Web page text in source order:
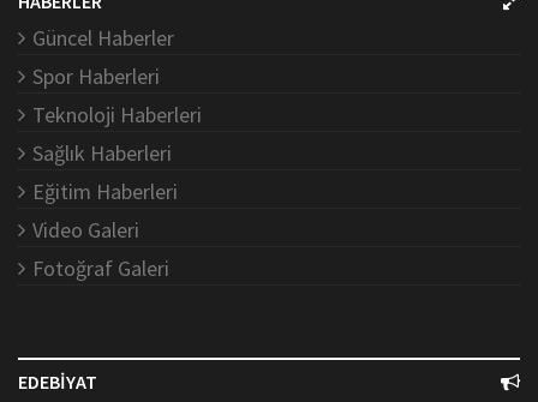
Güncel Haberler
Spor Haberleri
Teknoloji Haberleri
Sağlık Haberleri
Eğitim Haberleri
Video Galeri
Fotoğraf Galeri
EDEBİYAT